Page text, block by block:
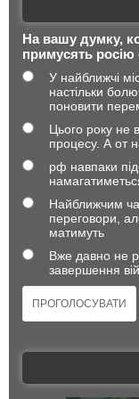
На вашу думку,
примусять росію
У найближчі
настільки
поновити
Цього року не
процесу. А от
рф навпаки
Найближчим
переговори,
матимуть
Вже давно не
завершення